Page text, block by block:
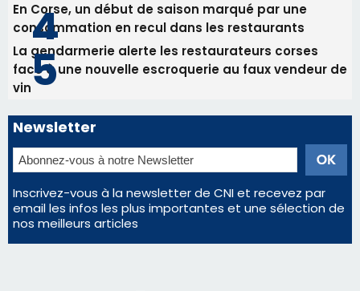
En Corse, un début de saison marqué par une
consommation en recul dans les restaurants
La gendarmerie alerte les restaurateurs corses
face à une nouvelle escroquerie au faux vendeur de
vin
Newsletter
Inscrivez-vous à la newsletter de CNI et recevez par
email les infos les plus importantes et une sélection de
nos meilleurs articles